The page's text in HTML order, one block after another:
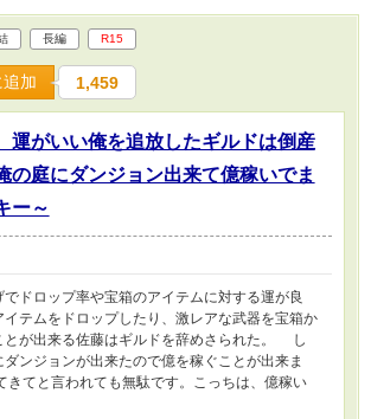
長編 R15
加 1,459
運がいい俺を追放したギルドは倒産
の庭にダンジョン出来て億稼いでま
ー～
ドロップ率や宝箱のアイテムに対する運が良
イテムをドロップしたり、激レアな武器を宝箱か
とが出来る佐藤はギルドを辞めさられた。 し
ンジョンが出来たので億を稼ぐことが出来ま
きてと言われても無駄です。こっちは、億稼い